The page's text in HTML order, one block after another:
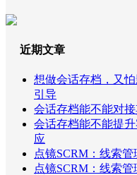
近期文章
想做会话存档，又
引导
会话存档能不能对
会话存档能不能提
应
点镜SCRM：线索
点镜SCRM：线索